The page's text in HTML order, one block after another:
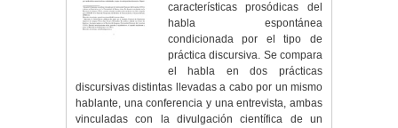
características prosódicas del
habla espontánea
condicionada por el tipo de
práctica discursiva. Se compara
el habla en dos prácticas
discursivas distintas llevadas a cabo por un mismo
hablante, una conferencia y una entrevista, ambas
vinculadas con la divulgación científica de un